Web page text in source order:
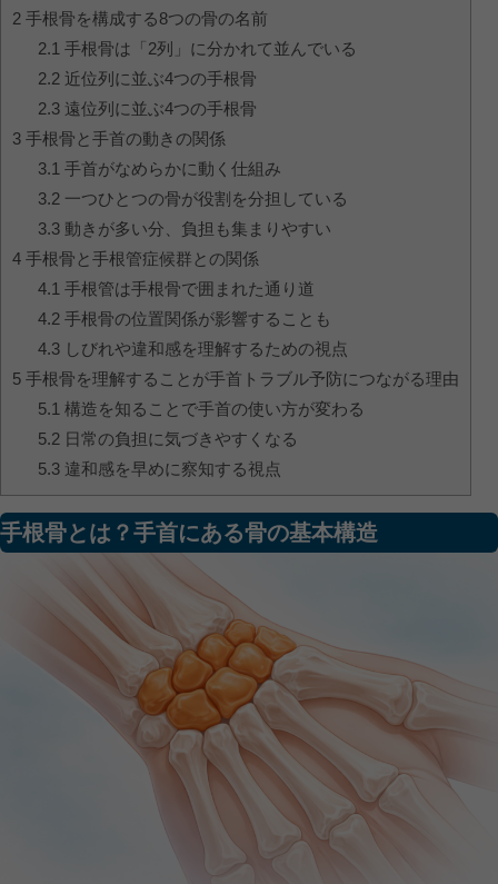
2 手根骨を構成する8つの骨の名前
2.1 手根骨は「2列」に分かれて並んでいる
2.2近位列に並ぶ4つの手根骨
2.3遠位列に並ぶ4つの手根骨
3 手根骨と手首の動きの関係
3.1 手首がなめらかに動く仕組み
3.2一つひとつの骨が役割を分担している
3.3動きが多い分、負担も集まりやすい
4 手根骨と手根管症候群との関係
4.1 手根管は手根骨で囲まれた通り道
4.2手根骨の位置関係が影響することも
4.3しびれや違和感を理解するための視点
5 手根骨を理解することが手首トラブル予防につながる理由
5.1 構造を知ることで手首の使い方が変わる
5.2日常の負担に気づきやすくなる
5.3違和感を早めに察知する視点
手根骨とは？手首にある骨の基本構造